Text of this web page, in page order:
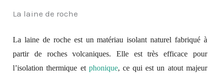
La laine de roche
La laine de roche est un matériau isolant naturel fabriqué à
partir de roches volcaniques. Elle est très efficace pour
l’isolation thermique et phonique, ce qui est un atout majeur